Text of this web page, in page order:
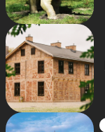
Kategoria